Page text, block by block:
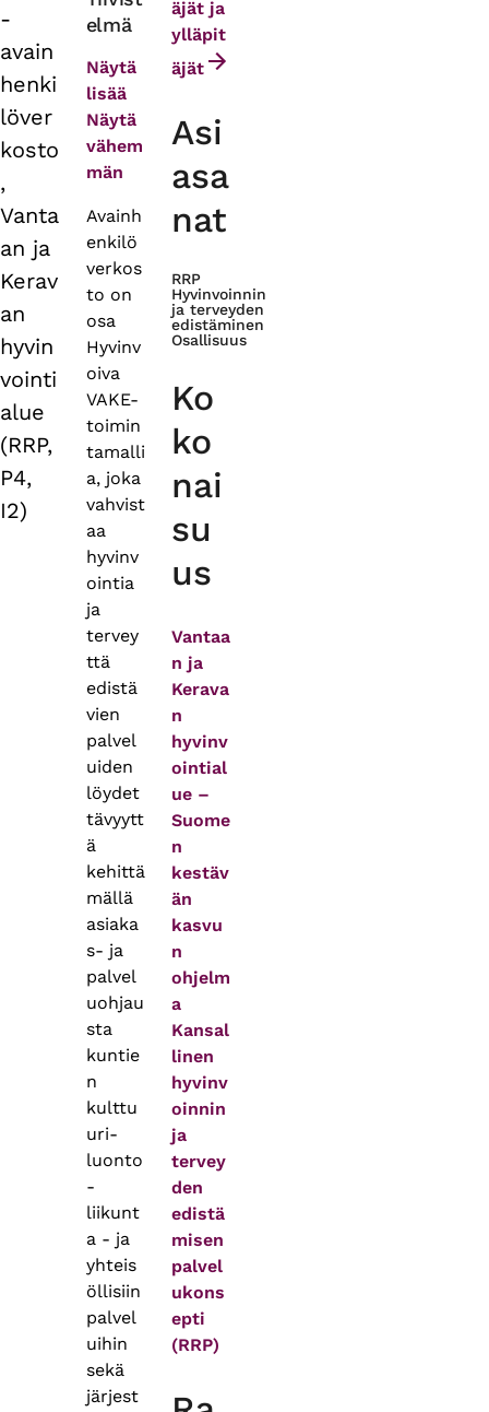
tabs
-
avain
henki
löver
kosto
,
Vanta
an ja
Kerav
an
hyvin
vointi
alue
(RRP,
P4,
I2)
elmä
Näytä
lisää
Näytä
vähem
män
Avainh
enkilö
verkos
to on
osa
Hyvinv
oiva
VAKE-
toimin
tamalli
a, joka
vahvist
aa
hyvinv
ointia
ja
tervey
ttä
edistä
vien
palvel
uiden
löydet
tävyytt
ä
kehittä
mällä
asiaka
s- ja
palvel
uohjau
sta
kuntie
n
kulttu
uri-
luonto
-
liikunt
a - ja
yhteis
öllisiin
palvel
uihin
sekä
järjest
äjät ja
ylläpit
äjät
Asi
asa
nat
RRP
Hyvinvoinnin
ja terveyden
edistäminen
Osallisuus
Ko
ko
nai
su
us
Vantaa
n ja
Kerava
n
hyvinv
ointial
ue –
Suome
n
kestäv
än
kasvu
n
ohjelm
a
Kansal
linen
hyvinv
oinnin
ja
tervey
den
edistä
misen
palvel
ukons
epti
(RRP)